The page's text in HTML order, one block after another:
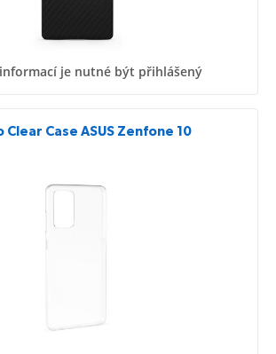
je nutné být přihlášený
Clear Case ASUS Zenfone 10